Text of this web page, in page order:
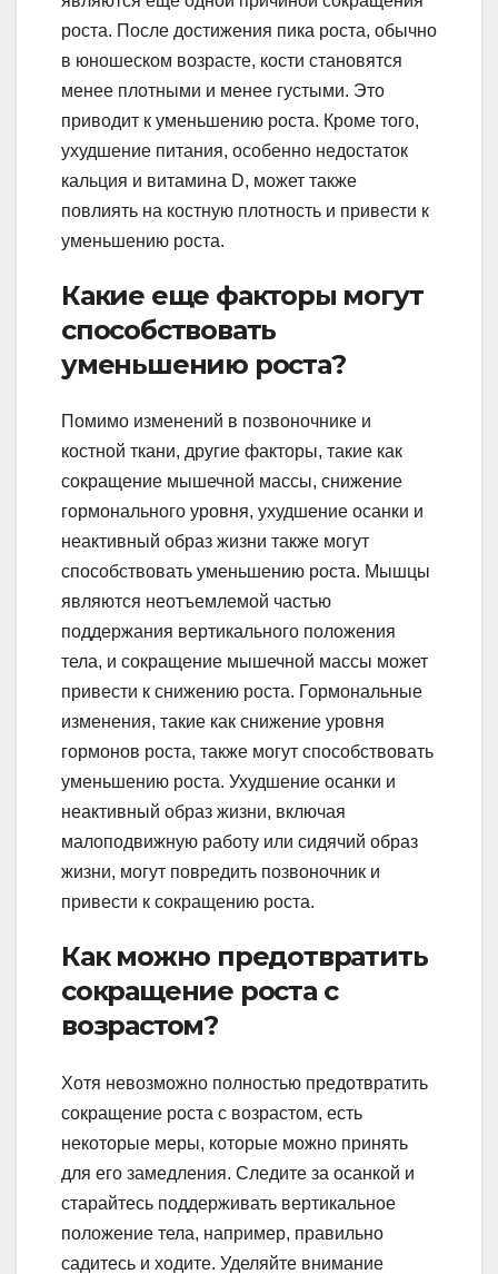
роста. После достижения пика роста, обычно
в юношеском возрасте, кости становятся
менее плотными и менее густыми. Это
приводит к уменьшению роста. Кроме того,
ухудшение питания, особенно недостаток
кальция и витамина D, может также
повлиять на костную плотность и привести к
уменьшению роста.
Какие еще факторы могут
способствовать
уменьшению роста?
Помимо изменений в позвоночнике и
костной ткани, другие факторы, такие как
сокращение мышечной массы, снижение
гормонального уровня, ухудшение осанки и
неактивный образ жизни также могут
способствовать уменьшению роста. Мышцы
являются неотъемлемой частью
поддержания вертикального положения
тела, и сокращение мышечной массы может
привести к снижению роста. Гормональные
изменения, такие как снижение уровня
гормонов роста, также могут способствовать
уменьшению роста. Ухудшение осанки и
неактивный образ жизни, включая
малоподвижную работу или сидячий образ
жизни, могут повредить позвоночник и
привести к сокращению роста.
Как можно предотвратить
сокращение роста с
возрастом?
Хотя невозможно полностью предотвратить
сокращение роста с возрастом, есть
некоторые меры, которые можно принять
для его замедления. Следите за осанкой и
старайтесь поддерживать вертикальное
положение тела, например, правильно
садитесь и ходите. Уделяйте внимание